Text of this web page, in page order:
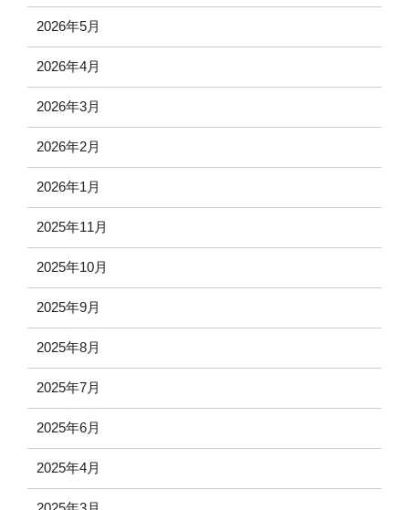
2026年5月
2026年4月
2026年3月
2026年2月
2026年1月
2025年11月
2025年10月
2025年9月
2025年8月
2025年7月
2025年6月
2025年4月